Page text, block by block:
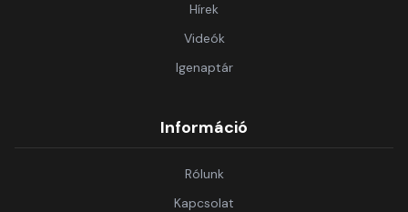
Hírek
Videók
Igenaptár
Információ
Rólunk
Kapcsolat